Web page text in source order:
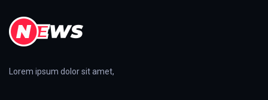
Lorem ipsum dolor sit amet,